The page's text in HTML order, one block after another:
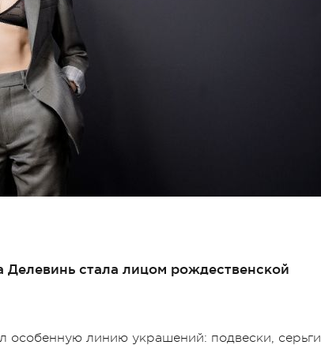
Делевинь стала лицом рождественской
особенную линию украшений: подвески, серьги